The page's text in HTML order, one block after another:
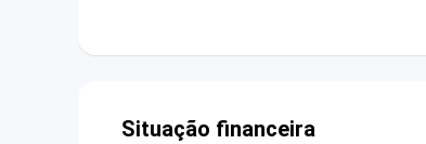
Situação financeira